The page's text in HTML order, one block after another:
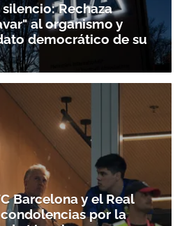
Rechaza
al organismo y
democrático de su
Barcelona y el Real
por la